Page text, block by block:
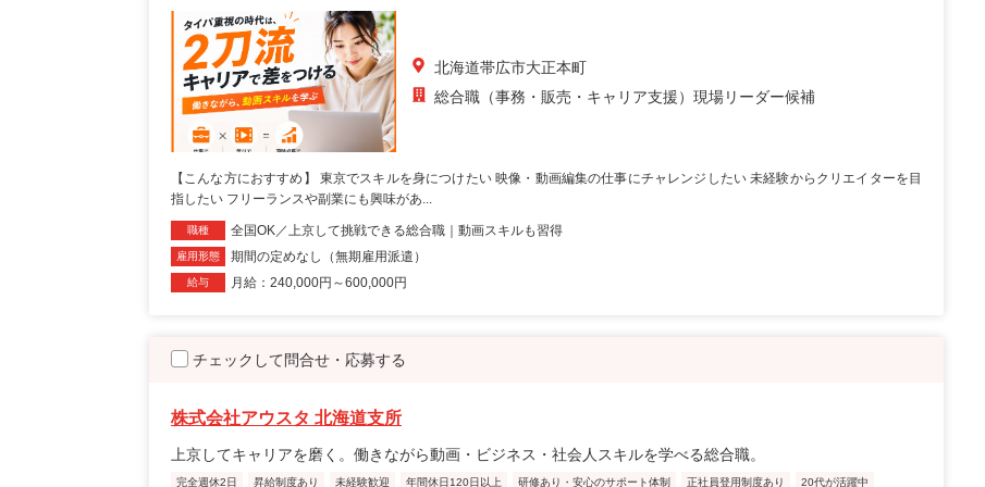
北海道帯広市大正本町
総合職（事務・販売・キャリア支援）現場リーダー候補
【こんな方におすすめ】 東京でスキルを身につけたい 映像・動画編集の仕事にチャレンジしたい 未経験からクリエイターを目
指したい フリーランスや副業にも興味があ...
職種 全国OK／上京して挑戦できる総合職｜動画スキルも習得
雇用形態 期間の定めなし（無期雇用派遣）
給与 月給：240,000円～600,000円
チェックして問合せ・応募する
株式会社アウスタ 北海道支所
上京してキャリアを磨く。働きながら動画・ビジネス・社会人スキルを学べる総合職。
完全週休2日 昇給制度あり 未経験歓迎 年間休日120日以上 研修あり・安心のサポート体制 正社員登用制度あり 20代が活躍中